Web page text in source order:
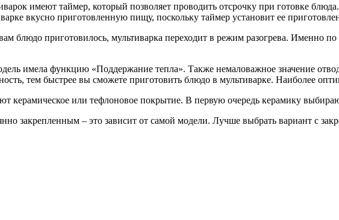
имеют таймер, который позволяет проводить отсрочку при готовке
вкусно приготовленную пищу, поскольку таймер установит ее
блюдо приготовилось, мультиварка переходит в режим разогрева. Именно
имела функцию «Поддержание тепла». Также немаловажное значение
тем быстрее вы сможете приготовить блюдо в мультиварке. Наиболее
керамическое или тефлоновое покрытие. В первую очередь керамику
закрепленным – это зависит от самой модели. Лучше выбрать вариант с